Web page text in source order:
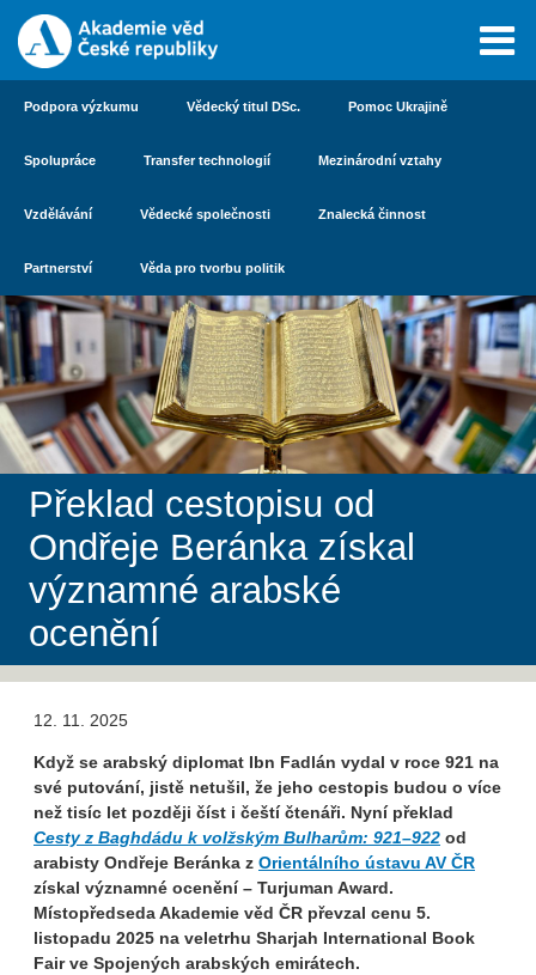
Podpora výzkumu Vědecký titul DSc. Pomoc Ukrajině
Spolupráce Transfer technologií Mezinárodní vztahy
Vzdělávání Vědecké společnosti Znalecká činnost
Partnerství Věda pro tvorbu politik
Překlad cestopisu od
Ondřeje Beránka získal
významné arabské
ocenění
12. 11. 2025
Když se arabský diplomat Ibn Fadlán vydal v roce 921 na
své putování, jistě netušil, že jeho cestopis budou o více
než tisíc let později číst i čeští čtenáři. Nyní překlad
Cesty z Baghdádu k volžským Bulharům: 921–922 od
arabisty Ondřeje Beránka z Orientálního ústavu AV ČR
získal významné ocenění – Turjuman Award.
Místopředseda Akademie věd ČR převzal cenu 5.
listopadu 2025 na veletrhu Sharjah International Book
Fair ve Spojených arabských emirátech.